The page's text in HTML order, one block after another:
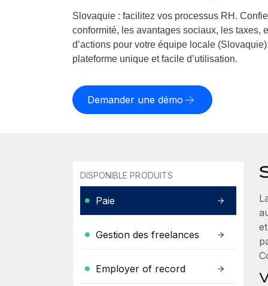
Slovaquie : facilitez vos processus RH.
conformité, les avantages sociaux, les taxes,
d’actions pour votre équipe locale
plateforme unique et facile d’utilisation.
Demander une démo
DISPONIBLE PRODUITS
Paie
Gestion des freelances
Employer of record